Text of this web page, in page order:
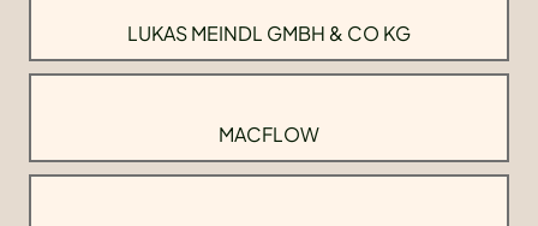
LUKAS MEINDL GMBH & CO KG
MACFLOW